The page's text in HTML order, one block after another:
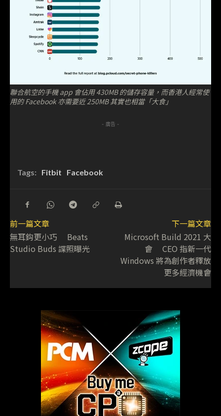
聯合航空的手機 app 會佔用 430MB 的儲存容量，而香港人經常使
用的 Facebook 亦需要近 250MB 其實也相當「大食」
- 廣告 -
Tags: Fitbit Facebook
前一篇文章
無耳鈎更小巧 Beats
Studio Buds 諜照曝光
下一篇文章
Microsoft Build 2021 大
會 CEO 指新一代
Windows 將為創作者釋放
更多經濟機會